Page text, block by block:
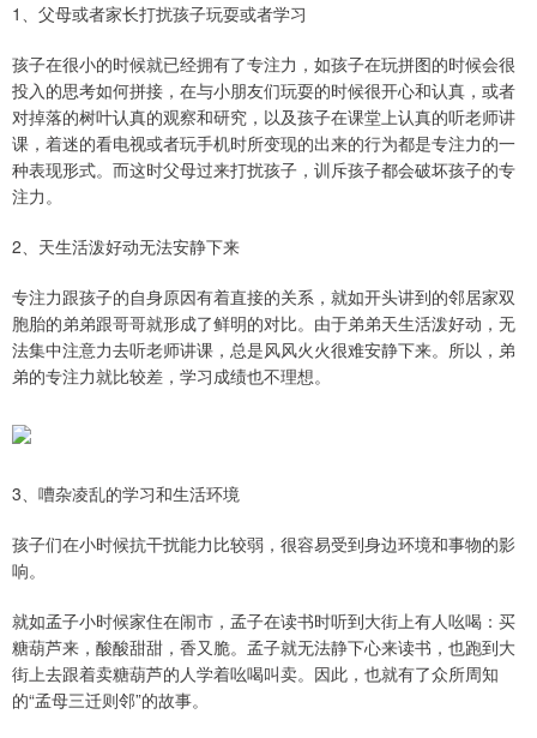
1、父母或者家长打扰孩子玩耍或者学习
孩子在很小的时候就已经拥有了专注力，如孩子在玩拼图的时候会很
投入的思考如何拼接，在与小朋友们玩耍的时候很开心和认真，或者
对掉落的树叶认真的观察和研究，以及孩子在课堂上认真的听老师讲
课，着迷的看电视或者玩手机时所变现的出来的行为都是专注力的一
种表现形式。而这时父母过来打扰孩子，训斥孩子都会破坏孩子的专
注力。
2、天生活泼好动无法安静下来
专注力跟孩子的自身原因有着直接的关系，就如开头讲到的邻居家双
胞胎的弟弟跟哥哥就形成了鲜明的对比。由于弟弟天生活泼好动，无
法集中注意力去听老师讲课，总是风风火火很难安静下来。所以，弟
弟的专注力就比较差，学习成绩也不理想。
3、嘈杂凌乱的学习和生活环境
孩子们在小时候抗干扰能力比较弱，很容易受到身边环境和事物的影
响。
就如孟子小时候家住在闹市，孟子在读书时听到大街上有人吆喝：买
糖葫芦来，酸酸甜甜，香又脆。孟子就无法静下心来读书，也跑到大
街上去跟着卖糖葫芦的人学着吆喝叫卖。因此，也就有了众所周知
的“孟母三迁则邻”的故事。